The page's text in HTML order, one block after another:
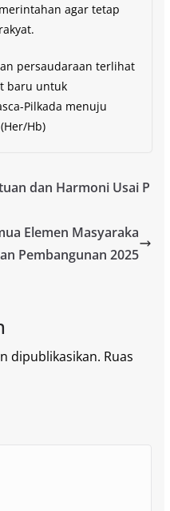
agar tetap
persaudaraan terlihat
baru untuk
Pilkada menuju
Hb)
dan Harmoni Usai P
Elemen Masyaraka
Pembangunan 2025
dipublikasikan. Ruas